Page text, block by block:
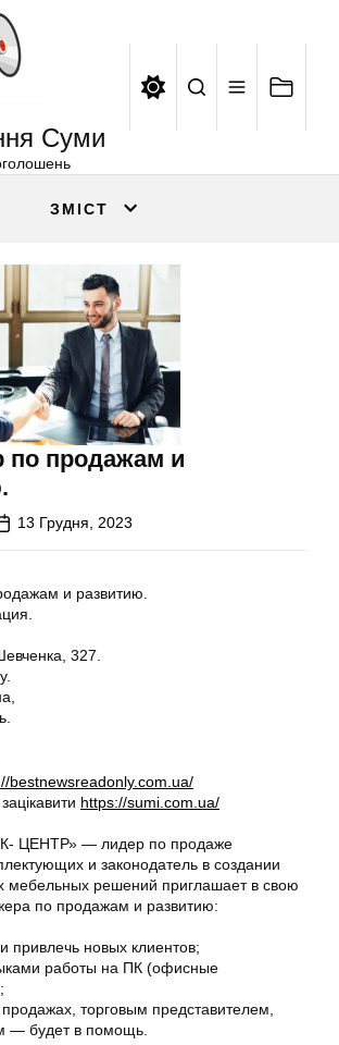
Суми
ЗМІСТ
по продажам и
13 Грудня, 2023
и развитию.
327.
bestnewsreadonly.com.ua/
https://sumi.com.ua/
ЦЕНТР» — лидер по продаже
и законодатель в создании
мебельных решений приглашает в свою
по продажам и развитию:
привлечь новых клиентов;
работы на ПК (офисные
торговым представителем,
— будет в помощь.